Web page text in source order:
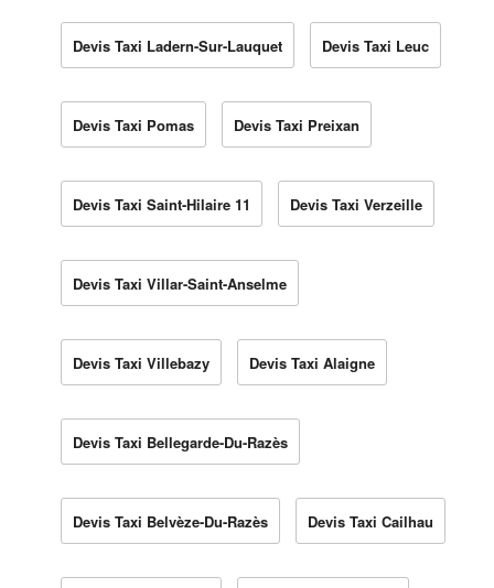
Devis Taxi Ladern-Sur-Lauquet Devis Taxi Leuc
Devis Taxi Pomas Devis Taxi Preixan
Devis Taxi Saint-Hilaire 11 Devis Taxi Verzeille
Devis Taxi Villar-Saint-Anselme
Devis Taxi Villebazy Devis Taxi Alaigne
Devis Taxi Bellegarde-Du-Razès
Devis Taxi Belvèze-Du-Razès Devis Taxi Cailhau